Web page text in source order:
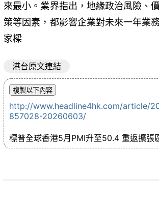
來最小。業界指出，地緣政治風險、
策等因素，都影響企業對未來一年業
家樑
港台原文連結
http://www.headline4hk.com/article/
857028-20260603/
標普全球香港5月PMI升至50.4 重返擴張